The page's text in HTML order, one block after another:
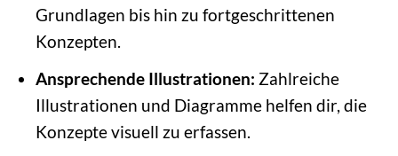
Grundlagen bis hin zu fortgeschrittenen
Konzepten.
Ansprechende Illustrationen: Zahlreiche
Illustrationen und Diagramme helfen dir, die
Konzepte visuell zu erfassen.